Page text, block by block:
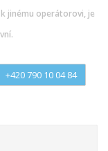
jinému operátorovi, je
+420 790 10 04 84